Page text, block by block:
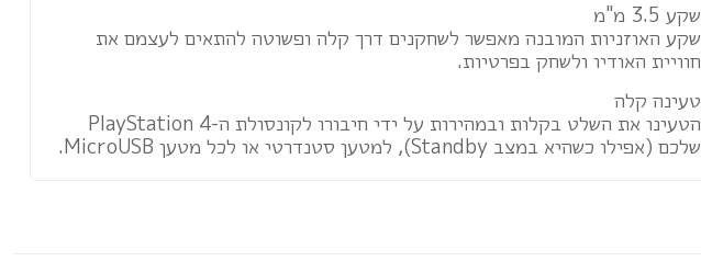
שקע 3.5 מ"מ
שקע האוזניות המובנה מאפשר לשחקנים דרך קלה ופשוטה להתאים לעצמם את
חוויית האודיו ולשחק בפרטיות.
טעינה קלה
הטעינו את השלט בקלות ובמהירות על ידי חיבורו לקונסולת ה-PlayStation 4
שלכם (אפילו כשהיא במצב Standby), למטען סטנדרטי או לכל מטען MicroUSB.